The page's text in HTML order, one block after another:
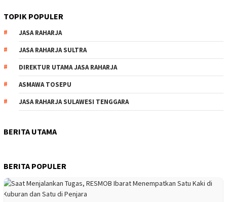
TOPIK POPULER
JASA RAHARJA
JASA RAHARJA SULTRA
DIREKTUR UTAMA JASA RAHARJA
ASMAWA TOSEPU
JASA RAHARJA SULAWESI TENGGARA
BERITA UTAMA
BERITA POPULER